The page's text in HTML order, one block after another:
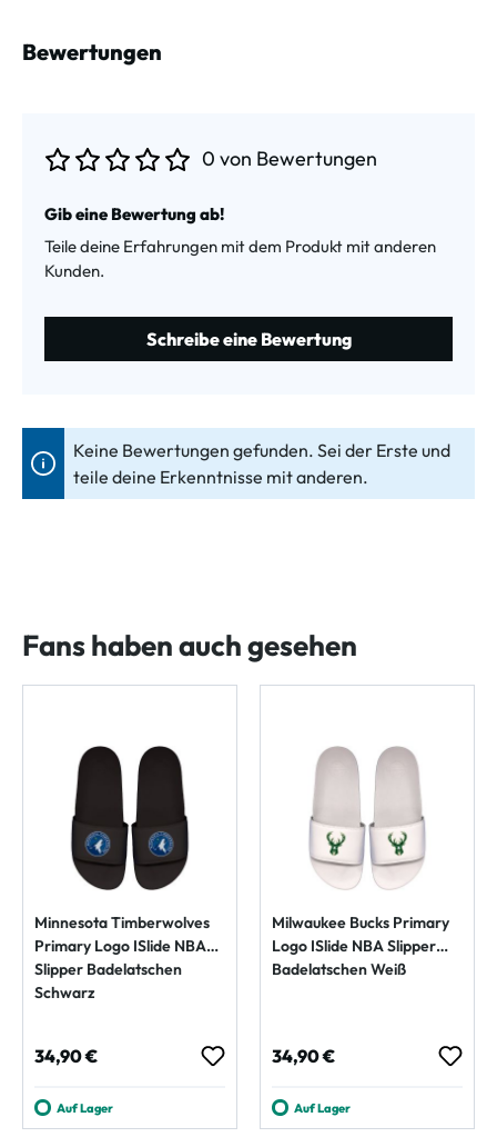
Bewertungen
0 von Bewertungen
Gib eine Bewertung ab!
Teile deine Erfahrungen mit dem Produkt mit anderen
Kunden.
Schreibe eine Bewertung
Keine Bewertungen gefunden. Sei der Erste und
teile deine Erkenntnisse mit anderen.
Fans haben auch gesehen
Minnesota Timberwolves
Primary Logo ISlide NBA
Slipper Badelatschen
Schwarz
Regulärer Preis:
34,90 €
Auf Lager
Milwaukee Bucks Primary
Logo ISlide NBA Slipper
Badelatschen Weiß
Regulärer Preis:
34,90 €
Auf Lager